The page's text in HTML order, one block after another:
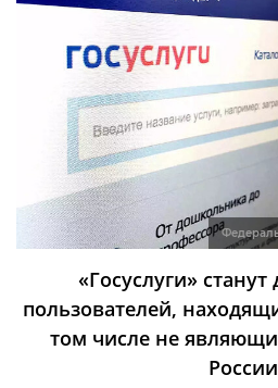
«Госуслуги»
пользователей,
том числе не
России